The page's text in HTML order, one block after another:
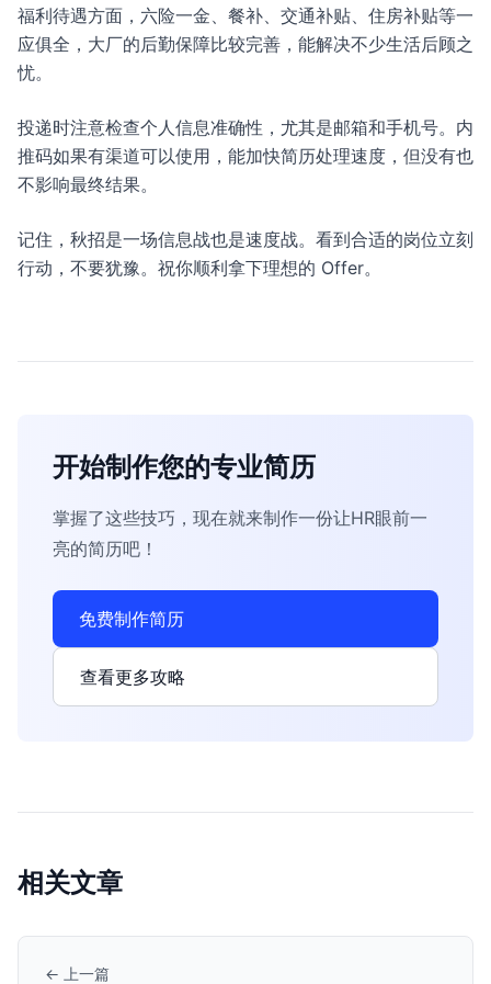
福利待遇方面，六险一金、餐补、交通补贴、住房补贴等一
应俱全，大厂的后勤保障比较完善，能解决不少生活后顾之
忧。
投递时注意检查个人信息准确性，尤其是邮箱和手机号。内
推码如果有渠道可以使用，能加快简历处理速度，但没有也
不影响最终结果。
记住，秋招是一场信息战也是速度战。看到合适的岗位立刻
行动，不要犹豫。祝你顺利拿下理想的 Offer。
开始制作您的专业简历
掌握了这些技巧，现在就来制作一份让HR眼前一
亮的简历吧！
免费制作简历
查看更多攻略
相关文章
← 上一篇